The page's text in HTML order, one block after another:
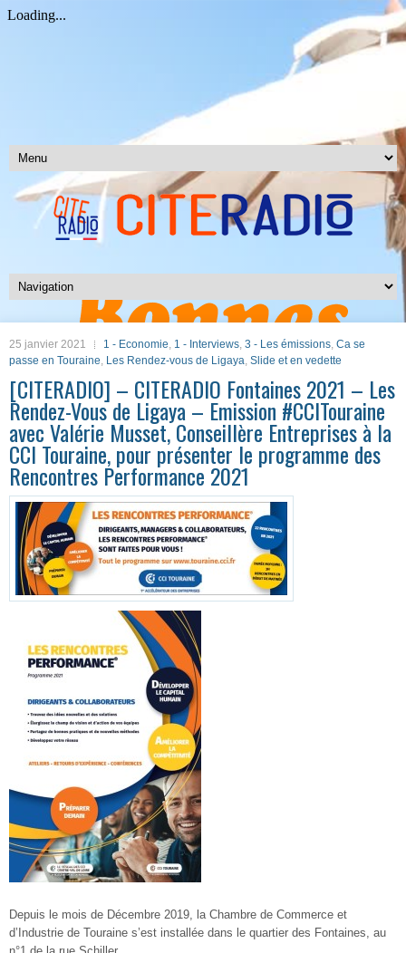
25 janvier 2021 1 - Economie, 1 - Interviews, 3 - Les émissions, Ca se
passe en Touraine, Les Rendez-vous de Ligaya, Slide et en vedette
[CITERADIO] – CITERADIO Fontaines 2021 – Les
Rendez-Vous de Ligaya – Emission #CCITouraine
avec Valérie Musset, Conseillère Entreprises à la
CCI Touraine, pour présenter le programme des
Rencontres Performance 2021
Depuis le mois de Décembre 2019, la Chambre de Commerce et
d’Industrie de Touraine s’est installée dans le quartier des Fontaines, au